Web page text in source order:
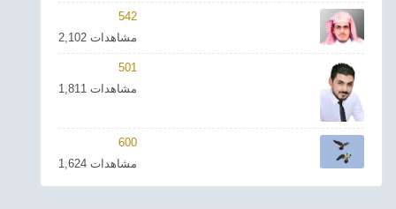
احدث الفيديوهات
ترفيهي
Asian
Foreign
542
2,102 مشاهدات
501
1,811 مشاهدات
600
1,624 مشاهدات